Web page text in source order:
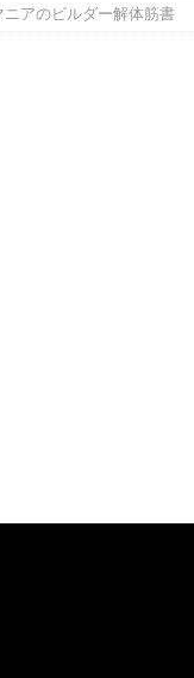
ニアのビルダー解体筋書